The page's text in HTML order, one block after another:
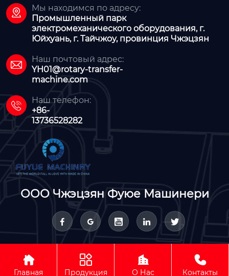

Мы находимся по адресу:
Промышленный парк
электромеханического оборудования, г.
Юйхуань, г. Тайчжоу, провинция Чжэцзян

Наш почтовый адрес:
YH01@rotary-transfer-
machine.com

Наш телефон:
+86-
13736528282
ООО Чжэцзян Фуюе Машинери
    
Авторское право © ООО Чжэцзян Фуюе Машинери

Главная

Продукция

О Нас

Контакты